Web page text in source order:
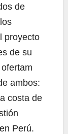
de
proyecto
de su
ambos:
costa de
Perú.